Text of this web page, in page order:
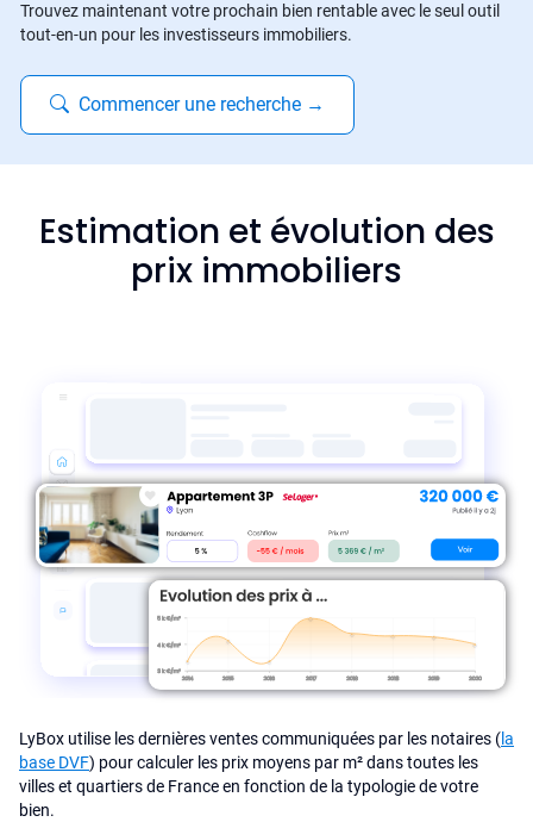
Trouvez maintenant votre prochain bien rentable avec le seul outil
tout-en-un pour les investisseurs immobiliers.
Commencer une recherche →
Estimation et évolution des
prix immobiliers
LyBox utilise les dernières ventes communiquées par les notaires (la
base DVF) pour calculer les prix moyens par m² dans toutes les
villes et quartiers de France en fonction de la typologie de votre
bien.